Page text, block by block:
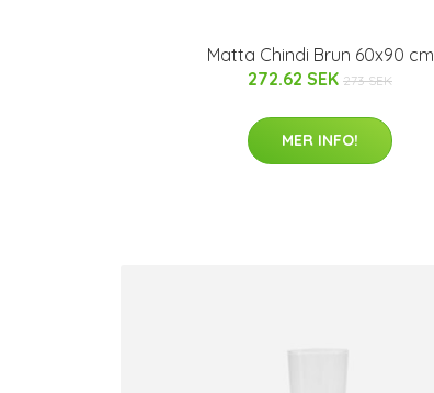
Matta Chindi Brun 60x90 cm
272.62 SEK 273 SEK
MER INFO!